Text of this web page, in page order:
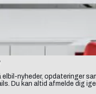
nyheder, opdateringer
Du kan altid afmelde dig